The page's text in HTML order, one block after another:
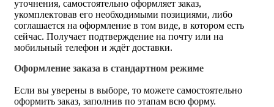
уточнения, самостоятельно оформляет заказ,
укомплектовав его необходимыми позициями, либо
соглашается на оформление в том виде, в котором есть
сейчас. Получает подтверждение на почту или на
мобильный телефон и ждёт доставки.
Оформление заказа в стандартном режиме
Если вы уверены в выборе, то можете самостоятельно
оформить заказ, заполнив по этапам всю форму.